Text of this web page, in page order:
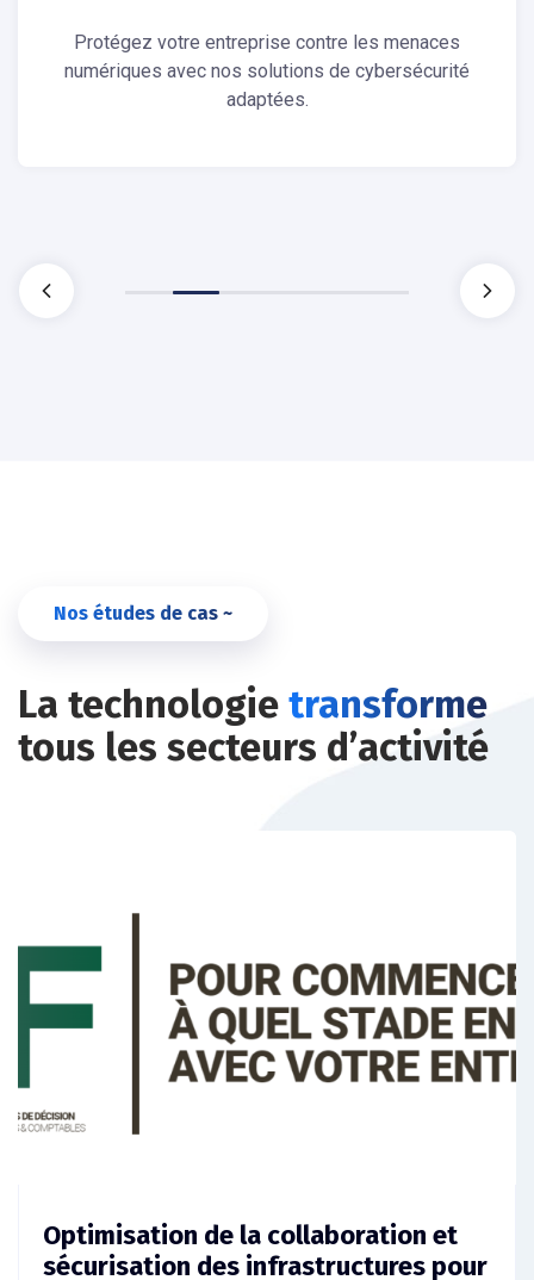
Protégez votre entreprise contre les menaces
numériques avec nos solutions de cybersécurité
adaptées.
Nos études de cas ~
La technologie transforme
tous les secteurs d’activité
Optimisation de la collaboration et
sécurisation des infrastructures pour